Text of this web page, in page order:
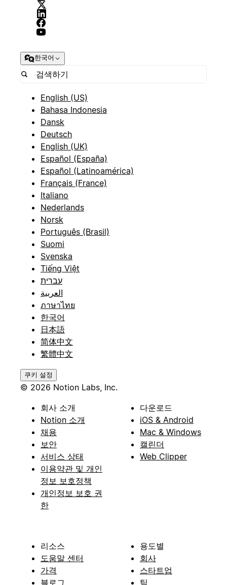
한국어
English (US)
Bahasa Indonesia
Dansk
Deutsch
English (UK)
Español (España)
Español (Latinoamérica)
Français (France)
Italiano
Nederlands
Norsk
Português (Brasil)
Suomi
Svenska
Tiếng Việt
עברית
العربية
ภาษาไทย
한국어
日本語
简体中文
繁體中文
쿠키 설정
© 2026 Notion Labs, Inc.
회사 소개
Notion 소개
채용
보안
서비스 상태
이용약관 및 개인
정보 보호정책
개인정보 보호 권
한
다운로드
iOS & Android
Mac & Windows
캘린더
Web Clipper
리소스
도움말 센터
가격
블로그
용도별
회사
스타트업
팀